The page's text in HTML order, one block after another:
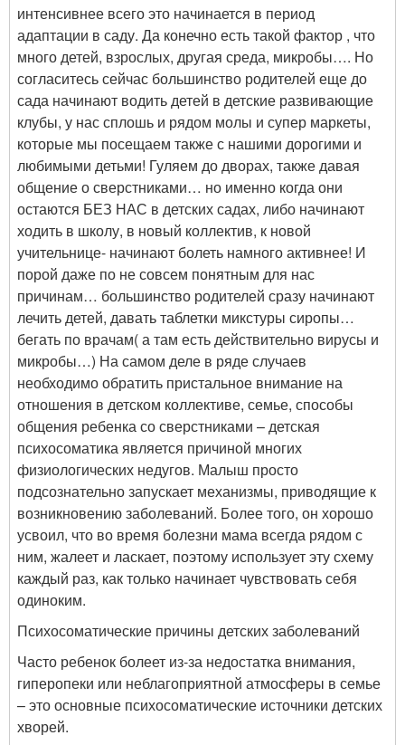
интенсивнее всего это начинается в период
адаптации в саду. Да конечно есть такой фактор , что
много детей, взрослых, другая среда, микробы…. Но
согласитесь сейчас большинство родителей еще до
сада начинают водить детей в детские развивающие
клубы, у нас сплошь и рядом молы и супер маркеты,
которые мы посещаем также с нашими дорогими и
любимыми детьми! Гуляем до дворах, также давая
общение о сверстниками… но именно когда они
остаются БЕЗ НАС в детских садах, либо начинают
ходить в школу, в новый коллектив, к новой
учительнице- начинают болеть намного активнее! И
порой даже по не совсем понятным для нас
причинам… большинство родителей сразу начинают
лечить детей, давать таблетки микстуры сиропы…
бегать по врачам( а там есть действительно вирусы и
микробы…) На самом деле в ряде случаев
необходимо обратить пристальное внимание на
отношения в детском коллективе, семье, способы
общения ребенка со сверстниками – детская
психосоматика является причиной многих
физиологических недугов. Малыш просто
подсознательно запускает механизмы, приводящие к
возникновению заболеваний. Более того, он хорошо
усвоил, что во время болезни мама всегда рядом с
ним, жалеет и ласкает, поэтому использует эту схему
каждый раз, как только начинает чувствовать себя
одиноким.
Психосоматические причины детских заболеваний
Часто ребенок болеет из-за недостатка внимания,
гиперопеки или неблагоприятной атмосферы в семье
– это основные психосоматические источники детских
хворей.